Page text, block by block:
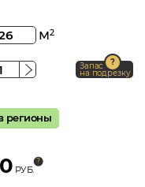
м2
Запас
на подрезку
регионы
РУБ.